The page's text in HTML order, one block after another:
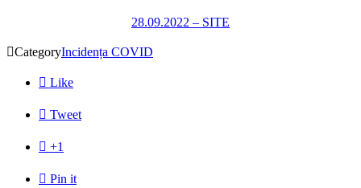
28.09.2022 – SITE
CategoryIncidența COVID
 Like
 Tweet
 +1
 Pin it